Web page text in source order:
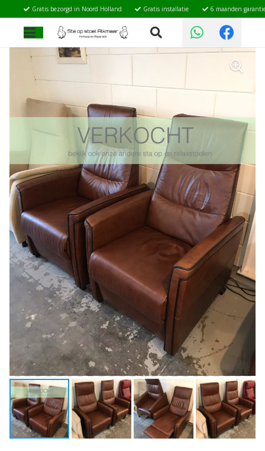
Gratis bezorgd in Noord Holland Gratis installatie 6 maanden